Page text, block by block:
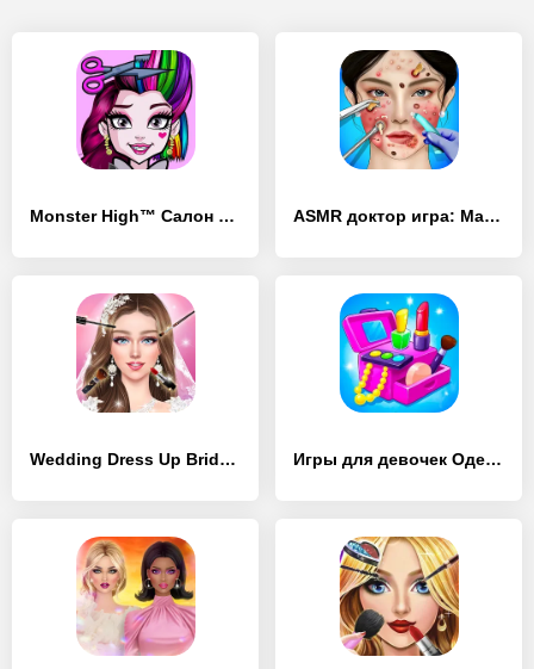
Monster High™ Салон красоты - [Взлом/МОД Много денег] ASMR доктор игра: Макияж Cалон - [Взлом/МОД Меню]
Wedding Dress Up Bridal Makeup - [Взлом/МОД Unlocked] Игры для девочек Одежда, Куклы - [Взлом/МОД Бесконечные деньги]